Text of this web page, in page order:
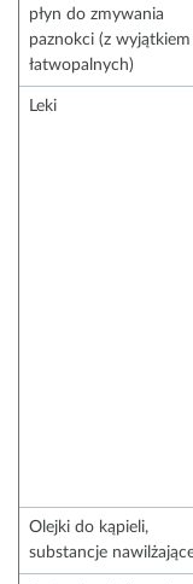
płyn do zmywania
paznokci (z wyjątkiem
łatwopalnych)
Leki
Olejki do kąpieli,
substancje